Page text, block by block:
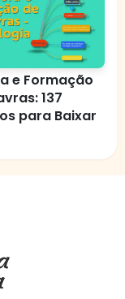
e Formação
137
para Baixar